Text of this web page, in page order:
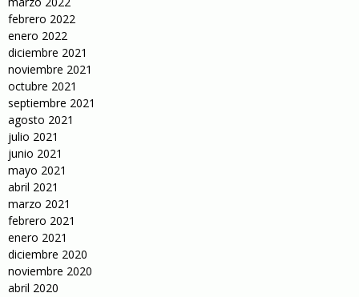
febrero 2022
enero 2022
diciembre 2021
noviembre 2021
octubre 2021
septiembre 2021
agosto 2021
julio 2021
junio 2021
mayo 2021
abril 2021
marzo 2021
febrero 2021
enero 2021
diciembre 2020
noviembre 2020
abril 2020